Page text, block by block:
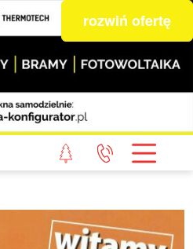
rozwiń ofertę